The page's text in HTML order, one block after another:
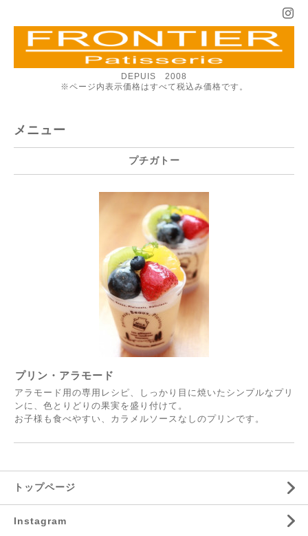
DEPUIS 2008
※ページ内表示価格はすべて税込み価格です。
メニュー
プチガトー
プリン・アラモード
アラモード用の専用レシピ、しっかり目に焼いたシンプルなプリ
ンに、色とりどりの果実を盛り付けて。
お子様も食べやすい、カラメルソースなしのプリンです。
トップページ
Instagram